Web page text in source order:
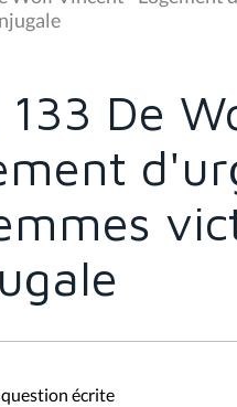
133 De
question écrite